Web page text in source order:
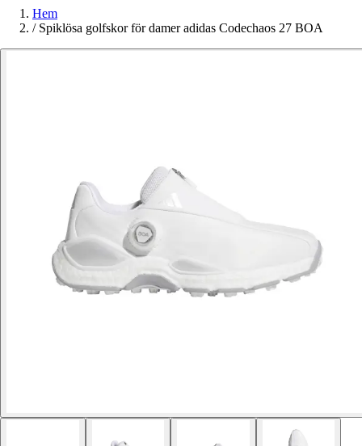
Hem
/ Spiklösa golfskor för damer adidas Codechaos 27 BOA